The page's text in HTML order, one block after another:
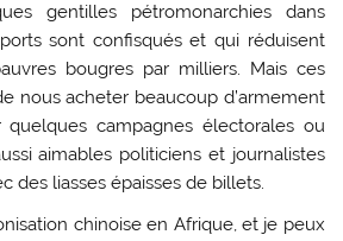
gentilles pétromonarchies dans
sont confisqués et qui réduisent
bougres par milliers. Mais ces
nous acheter beaucoup d’armement
campagnes électorales ou
aimables politiciens et journalistes
des liasses épaisses de billets.
chinoise en Afrique, et je peux